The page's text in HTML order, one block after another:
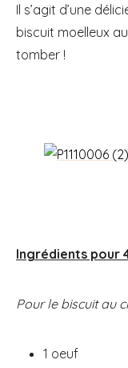
Il s’agit d’une
biscuit moelleux
tomber !
Ingrédients pour
Pour le biscuit au
1 oeuf